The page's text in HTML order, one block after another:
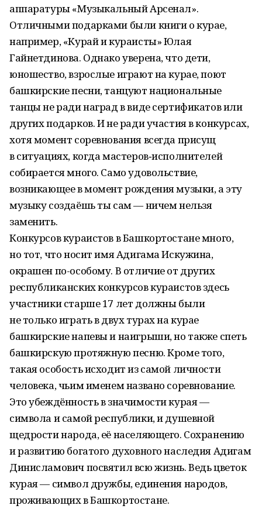
аппаратуры «Музыкальный Арсенал».
Отличными подарками были книги о курае,
например, «Курай и кураисты» Юлая
Гайнетдинова. Однако уверена, что дети,
юношество, взрослые играют на курае, поют
башкирские песни, танцуют национальные
танцы не ради наград в виде сертификатов или
других подарков. И не ради участия в конкурсах,
хотя момент соревнования всегда присущ
в ситуациях, когда мастеров‑исполнителей
собирается много. Само удовольствие,
возникающее в момент рождения музыки, а эту
музыку создаёшь ты сам — ничем нельзя
заменить.
Конкурсов кураистов в Башкортостане много,
но тот, что носит имя Адигама Искужина,
окрашен по-особому. В отличие от других
республиканских конкурсов кураистов здесь
участники старше 17 лет должны были
не только играть в двух турах на курае
башкирские напевы и наигрыши, но также спеть
башкирскую протяжную песню. Кроме того,
такая особость исходит из самой личности
человека, чьим именем названо соревнование.
Это убеждённость в значимости курая —
символа и самой республики, и душевной
щедрости народа, её населяющего. Сохранению
и развитию богатого духовного наследия Адигам
Динисламович посвятил всю жизнь. Ведь цветок
курая — символ дружбы, единения народов,
проживающих в Башкортостане.